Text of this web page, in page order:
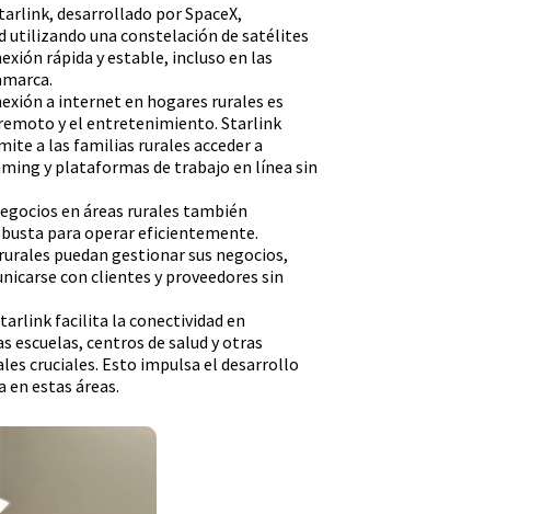
desarrollado por SpaceX,
una constelación de satélites
rápida y estable, incluso en las
a internet en hogares rurales es
y el entretenimiento. Starlink
a las familias rurales acceder a
y plataformas de trabajo en línea sin
en áreas rurales también
para operar eficientemente.
puedan gestionar sus negocios,
con clientes y proveedores sin
facilita la conectividad en
escuelas, centros de salud y otras
cruciales. Esto impulsa el desarrollo
en estas áreas.